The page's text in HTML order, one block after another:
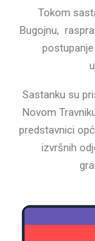
Tokom
Bugojnu,
Sastanku su
Novom
predstavnici
izvršnih